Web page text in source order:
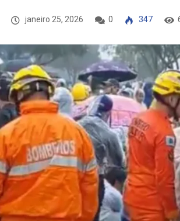
janeiro 25, 2026 0 347